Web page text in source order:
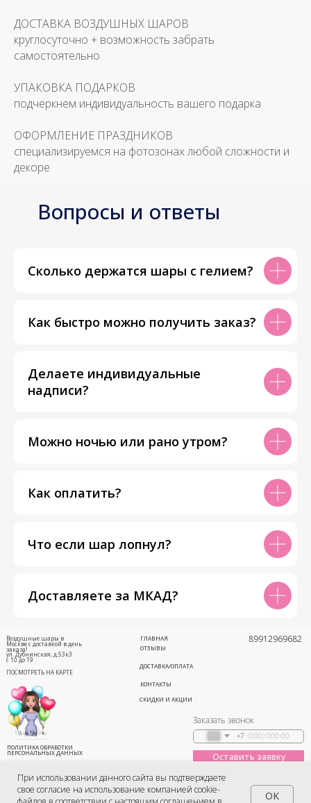
При использовании данного сайта вы подтверждаете
свое согласие на использование компанией cookie-
OK
ДОСТАВКА ВОЗДУШНЫХ ШАРОВ
круглосуточно + возможность забрать
самостоятельно
УПАКОВКА ПОДАРКОВ
подчеркнем индивидуальность вашего подарка
ОФОРМЛЕНИЕ ПРАЗДНИКОВ
специализируемся на фотозонах любой сложности и
декоре
Вопросы и ответы
Сколько держатся шары с гелием?
Как быстро можно получить заказ?
Делаете индивидуальные
надписи?
Можно ночью или рано утром?
Как оплатить?
Что если шар лопнул?
Доставляете за МКАД?
ул. Дубнинская, д.53к3
с 10 до 19
ПОСМОТРЕТЬ НА КАРТЕ
ОТЗЫВЫ
ГЛАВНАЯ
ДОСТАВКА/ОПЛАТА
СКИДКИ И АКЦИИ
КОНТАКТЫ
89912969682
Воздушные шары в
Москве с доставкой в день
заказа!
Заказать звонок
+7
Оставить заявку
ПОЛИТИКА ОБРАБОТКИ
ПЕРСОНАЛЬНЫХ ДАННЫХ